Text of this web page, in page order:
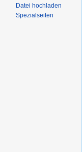
Datei hochladen
Spezialseiten